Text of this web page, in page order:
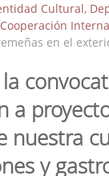
Cultural,
en el
a
nuestra
y